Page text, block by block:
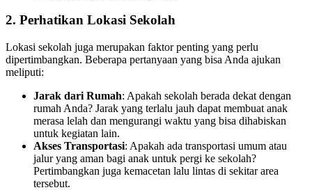
2. Perhatikan Lokasi Sekolah
Lokasi sekolah juga merupakan faktor penting yang perlu
dipertimbangkan. Beberapa pertanyaan yang bisa Anda ajukan
meliputi:
Jarak dari Rumah: Apakah sekolah berada dekat dengan
rumah Anda? Jarak yang terlalu jauh dapat membuat anak
merasa lelah dan mengurangi waktu yang bisa dihabiskan
untuk kegiatan lain.
Akses Transportasi: Apakah ada transportasi umum atau
jalur yang aman bagi anak untuk pergi ke sekolah?
Pertimbangkan juga kemacetan lalu lintas di sekitar area
tersebut.